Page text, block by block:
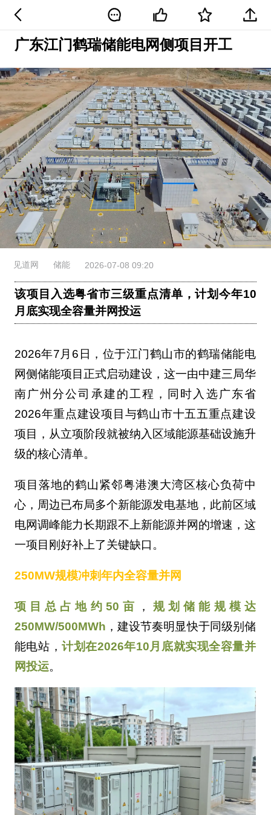
广东江门鹤瑞储能电网侧项目开工
见道网 储能 2026-07-08 09:20
该项目入选粤省市三级重点清单，计划今年10
月底实现全容量并网投运
2026年7月6日，位于江门鹤山市的鹤瑞储能电
网侧储能项目正式启动建设，这一由中建三局华
南广州分公司承建的工程，同时入选广东省
2026年重点建设项目与鹤山市十五五重点建设
项目，从立项阶段就被纳入区域能源基础设施升
级的核心清单。
项目落地的鹤山紧邻粤港澳大湾区核心负荷中
心，周边已布局多个新能源发电基地，此前区域
电网调峰能力长期跟不上新能源并网的增速，这
一项目刚好补上了关键缺口。
250MW规模冲刺年内全容量并网‌
项目总占地约50亩 ，规划储能规模达
250MW/500MWh ，建设节奏明显快于同级别储
能电站，计划在2026年10月底就实现全容量并
网投运。